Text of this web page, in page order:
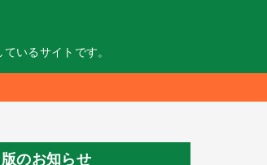
いるサイトです。
のお知らせ